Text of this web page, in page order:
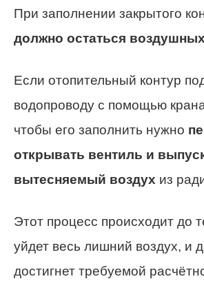
При заполнении закрытого
должно остаться
Если отопительный контур
водопроводу с помощью
чтобы его заполнить нужно
открывать вентиль и
вытесняемый воздух из
Этот процесс происходит до
уйдет весь лишний воздух, и
достигнет требуемой